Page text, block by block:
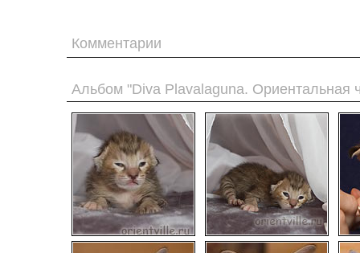
Комментарии
Альбом "Diva Plavalaguna. Ориентальная